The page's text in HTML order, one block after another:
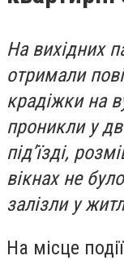
На вихідних
отримали
крадіжки на
проникли у
під’їзді,
вікнах не
залізли у
На місце